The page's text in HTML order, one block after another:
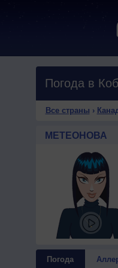
Погода в
Все страны ›
МЕТЕОНОВА
Погода